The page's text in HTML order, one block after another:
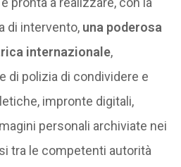
di intervento,una poderosa
internazionale,
di polizia di condividere e
impronte digitali,
personali archiviate nei
tra le competenti autorità